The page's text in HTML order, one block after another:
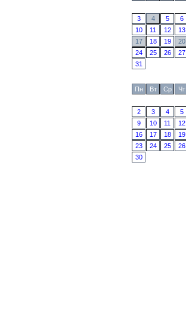
3
4 5 6
10
11 12 13
17
18 19 20
24
25 26 27
31
Пн
Вт Ср Чт
2
3 4 5
9
10 11 12
16
17 18 19
23
24 25 26
30